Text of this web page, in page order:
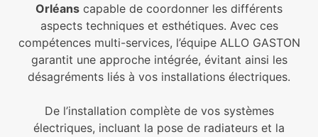
Orléans capable de coordonner les différents
aspects techniques et esthétiques. Avec ces
compétences multi-services, l’équipe ALLO GASTON
garantit une approche intégrée, évitant ainsi les
désagréments liés à vos installations électriques.
De l’installation complète de vos systèmes
électriques, incluant la pose de radiateurs et la